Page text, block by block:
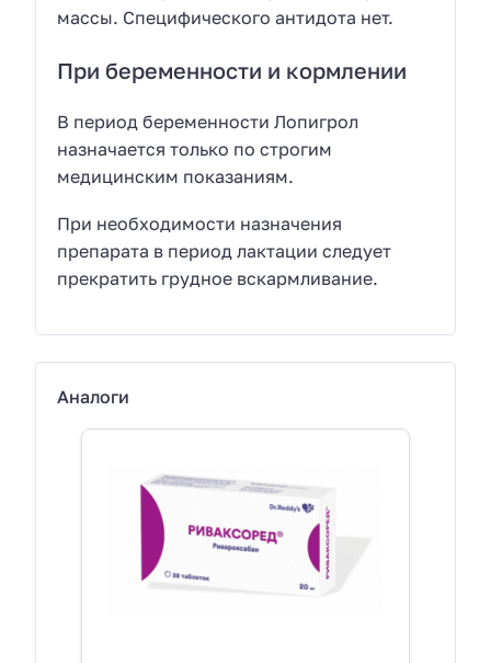
массы. Специфического антидота нет.
При беременности и кормлении
В период беременности Лопигрол
назначается только по строгим
медицинским показаниям.
При необходимости назначения
препарата в период лактации следует
прекратить грудное вскармливание.
Аналоги